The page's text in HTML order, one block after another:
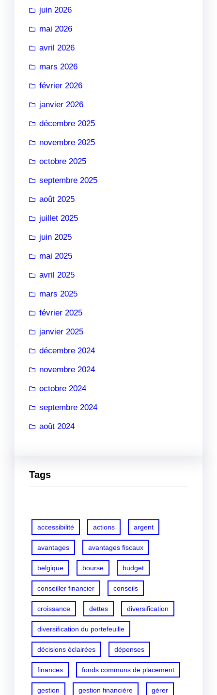
juin 2026
mai 2026
avril 2026
mars 2026
février 2026
janvier 2026
décembre 2025
novembre 2025
octobre 2025
septembre 2025
août 2025
juillet 2025
juin 2025
mai 2025
avril 2025
mars 2025
février 2025
janvier 2025
décembre 2024
novembre 2024
octobre 2024
septembre 2024
août 2024
Tags
accessibilité actions argent
avantages avantages fiscaux
belgique bourse budget
conseiller financier conseils
croissance dettes diversification
diversification du portefeuille
décisions éclairées dépenses
finances fonds communs de placement
gestion gestion financière gérer